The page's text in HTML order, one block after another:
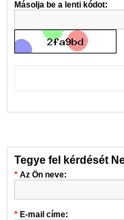
Másolja be a lenti kódot:
Tegye fel kérdését
Az Ön neve:
E-mail címe: